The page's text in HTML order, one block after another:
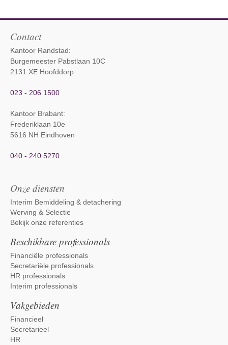
Contact
Kantoor Randstad:
Burgemeester Pabstlaan 10C
2131 XE Hoofddorp
023 - 206 1500
Kantoor Brabant:
Frederiklaan 10e
5616 NH Eindhoven
040 - 240 5270
Onze diensten
Interim Bemiddeling & detachering
Werving & Selectie
Bekijk onze referenties
Beschikbare professionals
Financiële professionals
Secretariële professionals
HR professionals
Interim professionals
Vakgebieden
Financieel
Secretarieel
HR